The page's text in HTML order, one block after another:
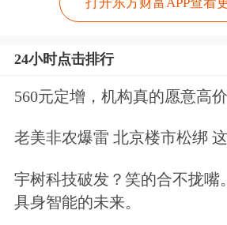
24小时点击排行
560元定增，机构真的愿意高
老美非农爆雷 北京楼市松绑
宇树科技破发？笑的合不拢嘴
具身智能的未来。